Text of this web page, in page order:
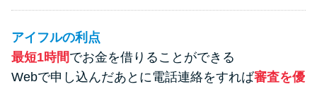
アイフルの利点
最短1時間でお金を借りることができる
Webで申し込んだあとに電話連絡をすれば審査を優